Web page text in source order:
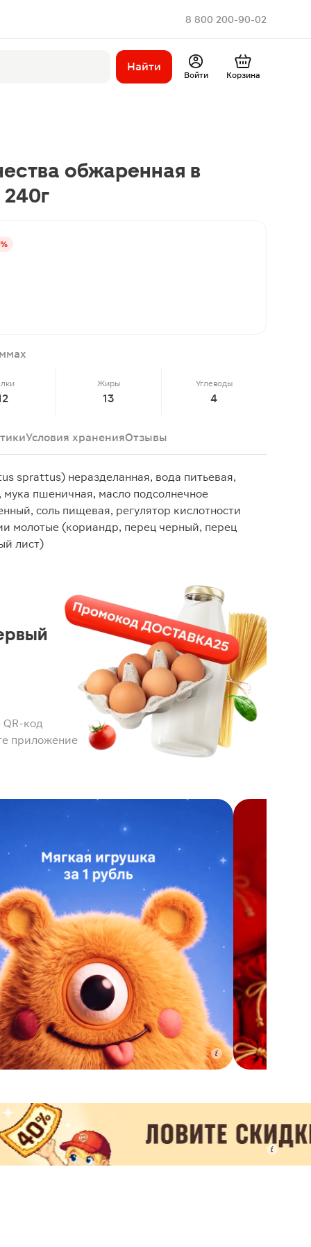
8 800 200-90-02
Найти
Войти Корзина
обжаренная в
Жиры
13
Углеводы
4
Условия храненияОтзывы
sprattus) неразделанная, вода питьевая,
мука пшеничная, масло подсолнечное
соль пищевая, регулятор кислотности
молотые (кориандр, перец черный, перец
лист)
код
приложение